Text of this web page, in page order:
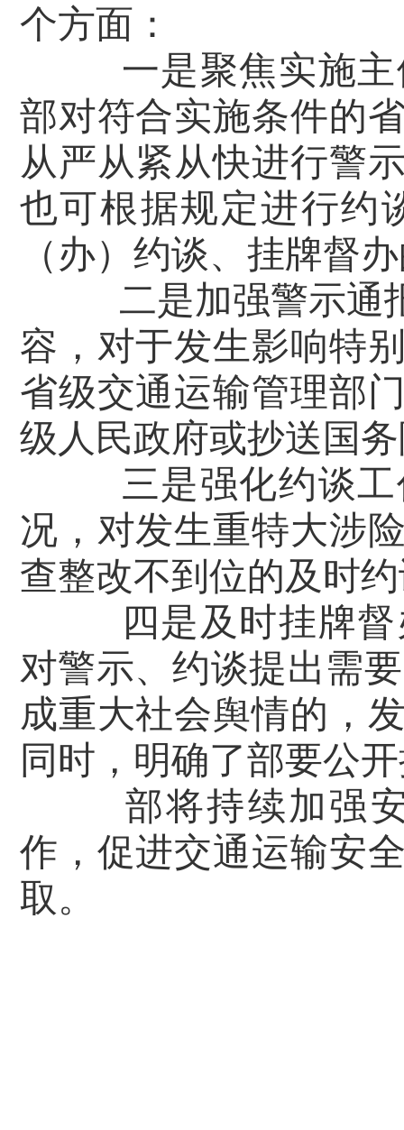
个方面：
一是聚焦实施
部对符合实施条件的
从严从紧从快进行警
也可根据规定进行约
（办）约谈、挂牌督
二是加强警示通
容，对于发生影响特
省级交通运输管理部
级人民政府或抄送国
三是强化约谈
况，对发生重特大涉
查整改不到位的及时
四是及时挂牌
对警示、约谈提出需
成重大社会舆情的，
同时，明确了部要公
部将持续加强
作，促进交通运输安
取。